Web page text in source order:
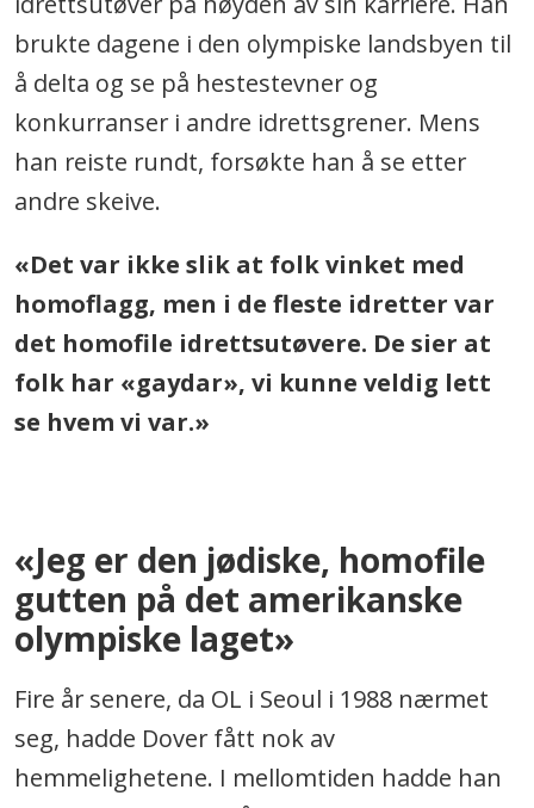
brukte dagene i den olympiske landsbyen til
å delta og se på hestestevner og
konkurranser i andre idrettsgrener. Mens
han reiste rundt, forsøkte han å se etter
andre skeive.
«Det var ikke slik at folk vinket med
homoflagg, men i de fleste idretter var
det homofile idrettsutøvere. De sier at
folk har «gaydar», vi kunne veldig lett
se hvem vi var.»
«Jeg er den jødiske, homofile
gutten på det amerikanske
olympiske laget»
Fire år senere, da OL i Seoul i 1988 nærmet
seg, hadde Dover fått nok av
hemmelighetene. I mellomtiden hadde han